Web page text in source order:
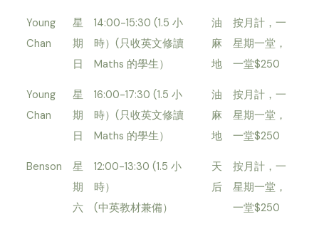
Young
Chan
星
期
日
14:00-15:30 (1.5 小
時）(只收英文修讀
Maths 的學生）
油
麻
地
按月計，一
星期一堂，
一堂$250
Young
Chan
星
期
日
16:00-17:30 (1.5 小
時）(只收英文修讀
Maths 的學生）
油
麻
地
按月計，一
星期一堂，
一堂$250
Benson
星
期
六
12:00-13:30 (1.5 小
時）
(中英教材兼備）
天
后
按月計，一
星期一堂，
一堂$250